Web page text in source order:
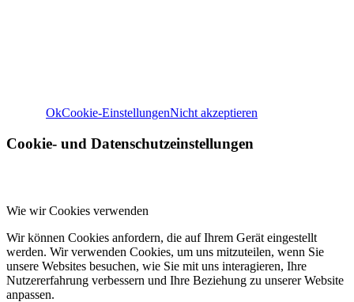
OkCookie-EinstellungenNicht akzeptieren
Cookie- und Datenschutzeinstellungen
Wie wir Cookies verwenden
Wir können Cookies anfordern, die auf Ihrem Gerät eingestellt
werden. Wir verwenden Cookies, um uns mitzuteilen, wenn Sie
unsere Websites besuchen, wie Sie mit uns interagieren, Ihre
Nutzererfahrung verbessern und Ihre Beziehung zu unserer Website
anpassen.